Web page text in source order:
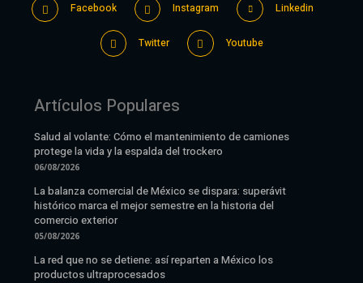
Facebook Instagram Linkedin
Twitter Youtube
Artículos Populares
Salud al volante: Cómo el mantenimiento de camiones
protege la vida y la espalda del trockero
06/08/2026
La balanza comercial de México se dispara: superávit
histórico marca el mejor semestre en la historia del
comercio exterior
05/08/2026
La red que no se detiene: así reparten a México los
productos ultraprocesados